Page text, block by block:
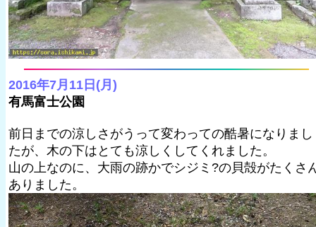
2016年7月11日(月)
有馬富士公園
前日までの涼しさがうって変わっての酷暑になりまし
たが、木の下はとても涼しくしてくれました。
山の上なのに、大雨の跡かでシジミ?の貝殻がたくさ
ありました。